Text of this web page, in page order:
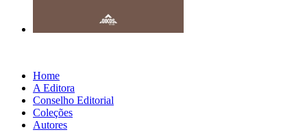
Home
A Editora
Conselho Editorial
Coleções
Autores